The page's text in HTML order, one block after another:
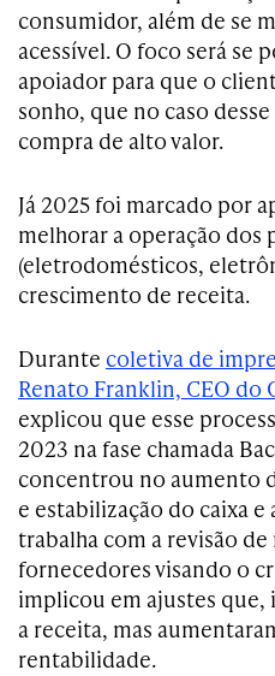
consumidor, além de se
acessível. O foco será se
apoiador para que o
sonho, que no caso
compra de alto valor.
Já 2025 foi marcado por
melhorar a operação dos
(eletrodomésticos,
crescimento de receita.
Durante coletiva de
Renato Franklin, CEO do
explicou que esse
2023 na fase chamada
concentrou no aumento
e estabilização do caixa e
trabalha com a revisão
fornecedores visando o
implicou em ajustes
a receita, mas
rentabilidade.